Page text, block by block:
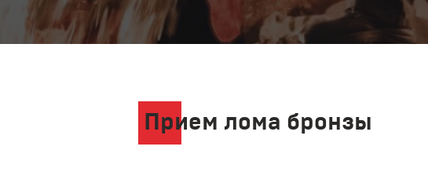
Прием лома бронзы